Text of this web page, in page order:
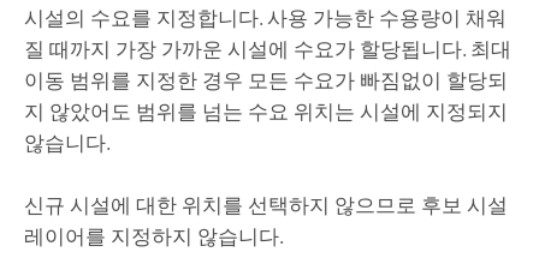
시설의 수요를 지정합니다. 사용 가능한 수용량이 채워
질 때까지 가장 가까운 시설에 수요가 할당됩니다. 최대
이동 범위를 지정한 경우 모든 수요가 빠짐없이 할당되
지 않았어도 범위를 넘는 수요 위치는 시설에 지정되지
않습니다.
신규 시설에 대한 위치를 선택하지 않으므로 후보 시설
레이어를 지정하지 않습니다.